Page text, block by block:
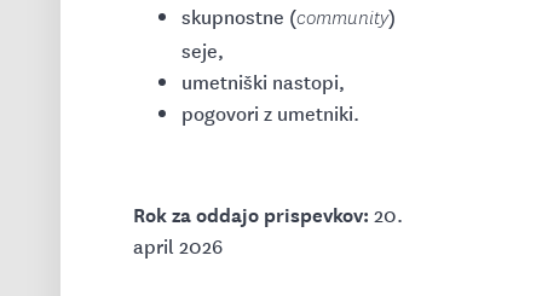
skupnostne (community)
seje,
umetniški nastopi,
pogovori z umetniki.
Rok za oddajo prispevkov: 20.
april 2026